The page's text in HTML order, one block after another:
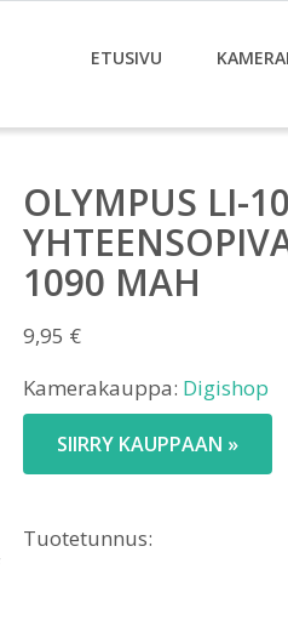
ETUSIVU
OLYMPUS LI-
1090 MAH
9,95 €
Kamerakauppa: Digishop
SIIRRY KAUPPAAN »
Tuotetunnus: